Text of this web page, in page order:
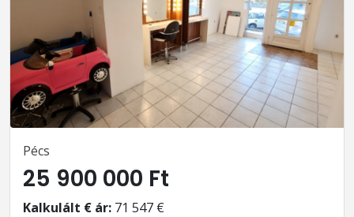
Pécs
25 900 000 Ft
Kalkulált € ár: 71 547 €